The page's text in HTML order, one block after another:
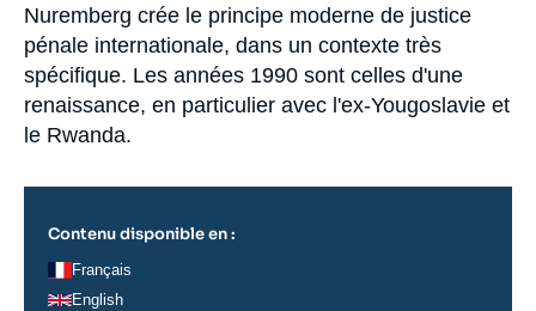
Nous soutenir
Accroche
Nuremberg crée le principe moderne de justice
pénale internationale, dans un contexte très
spécifique. Les années 1990 sont celles d'une
renaissance, en particulier avec l'ex-Yougoslavie et
le Rwanda.
Contenu disponible en :
Français
English